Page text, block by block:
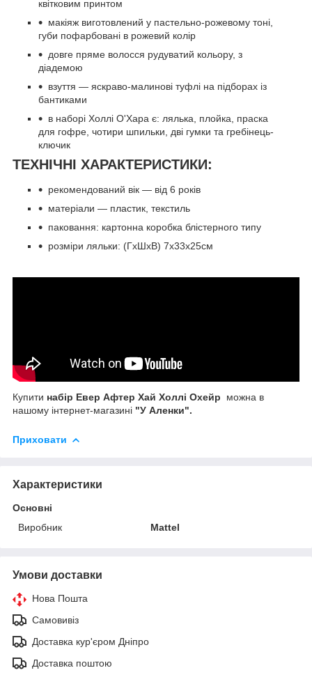
квітковим принтом
макіяж виготовлений у пастельно-рожевому тоні,
губи пофарбовані в рожевий колір
довге пряме волосся рудуватий кольору, з
діадемою
взуття — яскраво-малинові туфлі на підборах із
бантиками
в наборі Холлі О'Хара є: лялька, плойка, праска
для гофре, чотири шпильки, дві гумки та гребінець-
ключик
ТЕХНІЧНІ ХАРАКТЕРИСТИКИ:
рекомендований вік — від 6 років
матеріали — пластик, текстиль
паковання: картонна коробка блістерного типу
розміри ляльки: (ГхШхВ) 7х33х25см
Купити набір Евер Афтер Хай Холлі Охейр можна в
нашому інтернет-магазині "У Аленки".
Приховати
Характеристики
Основні
Виробник
Mattel
Умови доставки
Нова Пошта
Самовивіз
Доставка кур'єром Дніпро
Доставка поштою